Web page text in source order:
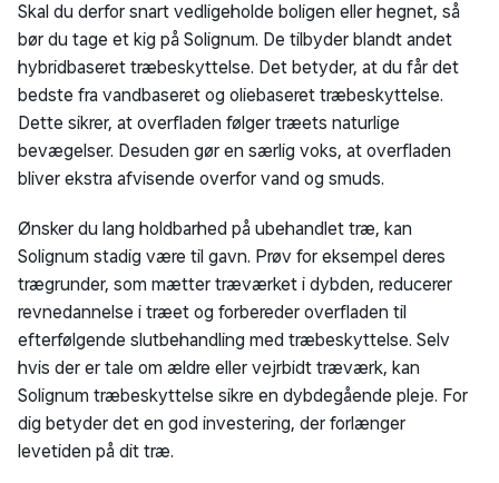
Skal du derfor snart vedligeholde boligen eller hegnet, så
bør du tage et kig på Solignum. De tilbyder blandt andet
hybridbaseret træbeskyttelse. Det betyder, at du får det
bedste fra vandbaseret og oliebaseret træbeskyttelse.
Dette sikrer, at overfladen følger træets naturlige
bevægelser. Desuden gør en særlig voks, at overfladen
bliver ekstra afvisende overfor vand og smuds.
Ønsker du lang holdbarhed på ubehandlet træ, kan
Solignum stadig være til gavn. Prøv for eksempel deres
trægrunder, som mætter træværket i dybden, reducerer
revnedannelse i træet og forbereder overfladen til
efterfølgende slutbehandling med træbeskyttelse. Selv
hvis der er tale om ældre eller vejrbidt træværk, kan
Solignum træbeskyttelse sikre en dybdegående pleje. For
dig betyder det en god investering, der forlænger
levetiden på dit træ.